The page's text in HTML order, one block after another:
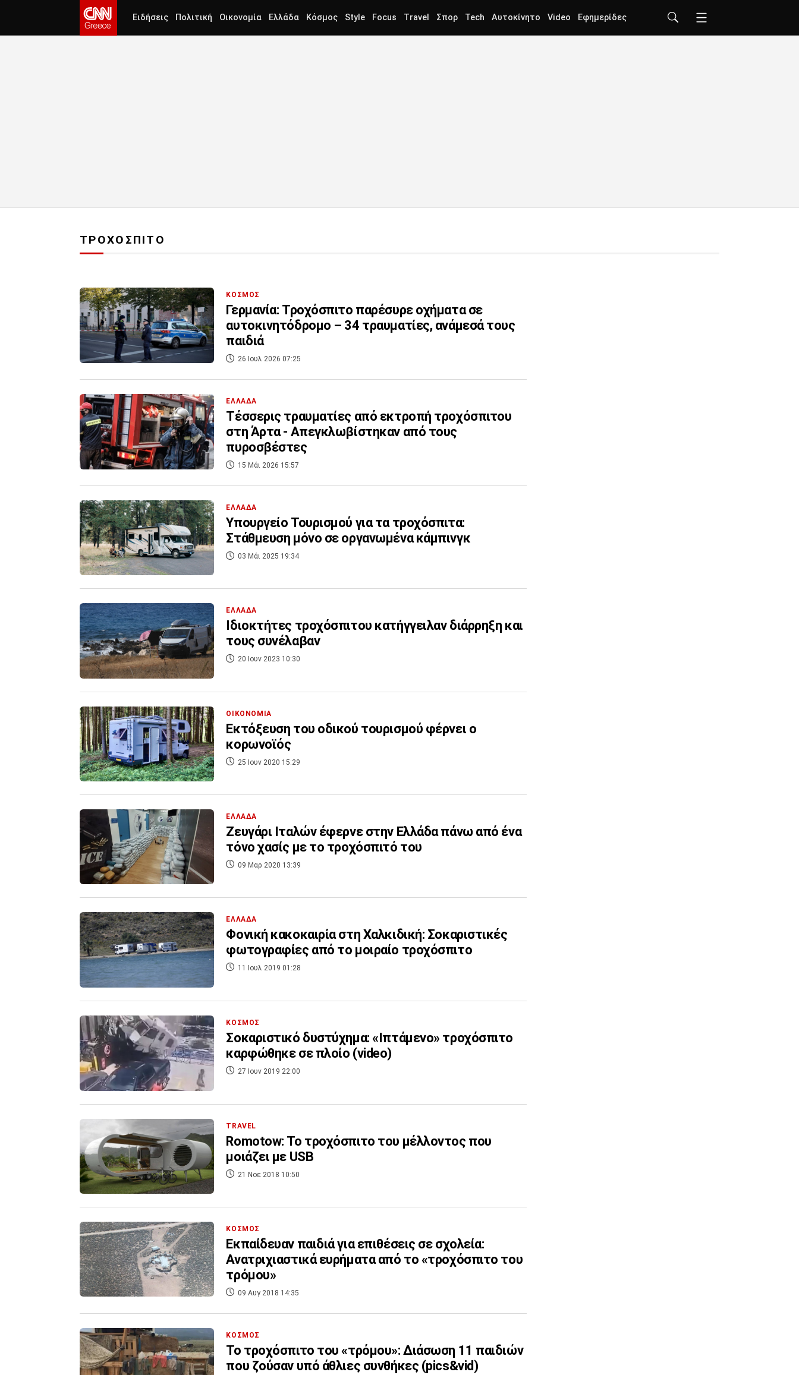
Ειδήσεις Πολιτική Οικονομία Ελλάδα Κόσμος Style Focus Travel Σπορ Tech Αυτοκίνητο Video Εφημερίδες
ΤΡΟΧΟΣΠΙΤΟ
ΚΟΣΜΟΣ
Γερμανία: Τροχόσπιτο παρέσυρε οχήματα σε
αυτοκινητόδρομο – 34 τραυματίες, ανάμεσά τους
παιδιά
26 Ιουλ 2026 07:25
ΕΛΛΑΔΑ
Τέσσερις τραυματίες από εκτροπή τροχόσπιτου
στη Άρτα - Απεγκλωβίστηκαν από τους
πυροσβέστες
15 Μάι 2026 15:57
ΕΛΛΑΔΑ
Υπουργείο Τουρισμού για τα τροχόσπιτα:
Στάθμευση μόνο σε οργανωμένα κάμπινγκ
03 Μάι 2025 19:34
ΕΛΛΑΔΑ
Ιδιοκτήτες τροχόσπιτου κατήγγειλαν διάρρηξη και
τους συνέλαβαν
20 Ιουν 2023 10:30
ΟΙΚΟΝΟΜΙΑ
Εκτόξευση του οδικού τουρισμού φέρνει ο
κορωνοϊός
25 Ιουν 2020 15:29
ΕΛΛΑΔΑ
Ζευγάρι Ιταλών έφερνε στην Ελλάδα πάνω από ένα
τόνο χασίς με το τροχόσπιτό του
09 Μαρ 2020 13:39
ΕΛΛΑΔΑ
Φονική κακοκαιρία στη Χαλκιδική: Σοκαριστικές
φωτογραφίες από το μοιραίο τροχόσπιτο
11 Ιουλ 2019 01:28
ΚΟΣΜΟΣ
Σοκαριστικό δυστύχημα: «Ιπτάμενο» τροχόσπιτο
καρφώθηκε σε πλοίο (video)
27 Ιουν 2019 22:00
TRAVEL
Romotow: Το τροχόσπιτο του μέλλοντος που
μοιάζει με USB
21 Νοε 2018 10:50
ΚΟΣΜΟΣ
Εκπαίδευαν παιδιά για επιθέσεις σε σχολεία:
Ανατριχιαστικά ευρήματα από το «τροχόσπιτο του
τρόμου»
09 Αυγ 2018 14:35
ΚΟΣΜΟΣ
Το τροχόσπιτο του «τρόμου»: Διάσωση 11 παιδιών
που ζούσαν υπό άθλιες συνθήκες (pics&vid)